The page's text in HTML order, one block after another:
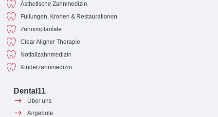
Ästhetische Zahnmedizin
Füllungen, Kronen & Restaurationen
Zahnimplantate
Clear Aligner Therapie
Notfallzahnmedizin
Kinderzahnmedizin
Dental11
Über uns
Angebote